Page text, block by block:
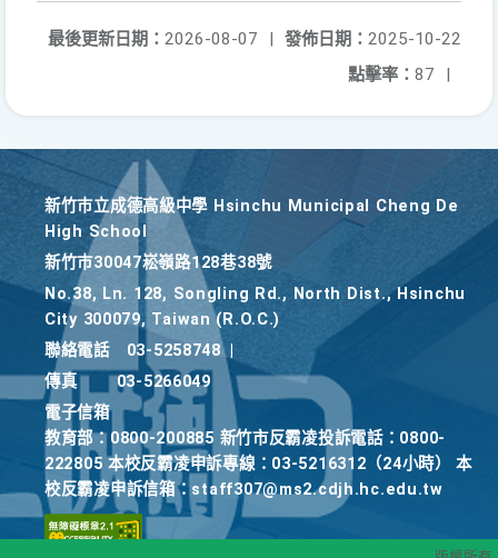
發佈日期： 2025-10-22
最後更新日期： 2026-08-07
|
點擊率： 87 |
新竹巿立成德高級中學 Hsinchu Municipal Cheng De
High School
新竹巿30047崧嶺路128巷38號
No.38, Ln. 128, Songling Rd., North Dist., Hsinchu
City 300079, Taiwan (R.O.C.)
聯絡電話
03-5258748
傳真
03-5266049
電子信箱
教育部：0800-200885 新竹市反霸凌投訴電話：0800-
222805 本校反霸凌申訴專線：03-5216312（24小時） 本
校反霸凌申訴信箱：staff307@ms2.cdjh.hc.edu.tw